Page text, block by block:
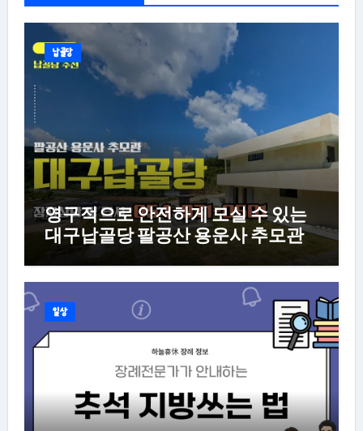
납골당
영구적으로 안전하게 모실 수 있는
대구납골당 팔공산 용운사 추모관
일상